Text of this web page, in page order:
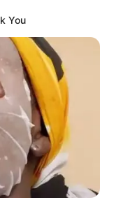
In Toledo
You